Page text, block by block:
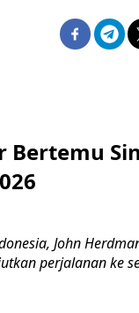
Bertemu
John
perjalanan ke